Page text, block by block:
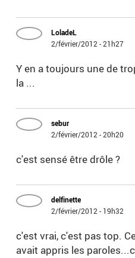
LoladeL
2/février/2012 - 21h27
Y en a toujours une de
la ...
sebur
2/février/2012 - 20h20
c'est sensé être drôle ?
delfinette
2/février/2012 - 19h32
c'est vrai, c'est pas top.
avait appris les